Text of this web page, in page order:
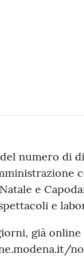
numero di
e
e
già